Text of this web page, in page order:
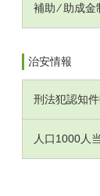
補助 ⁄ 助成金
治安情報
刑法犯認知
人口1000人